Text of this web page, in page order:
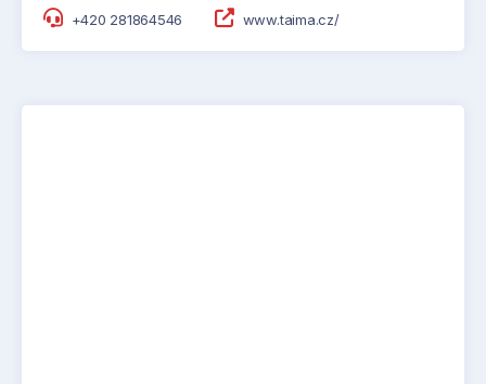
+420 281864546 www.taima.cz/